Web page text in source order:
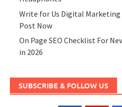
Write for Us Digital Marketing
Post Now
On Page SEO Checklist For
in 2026
SUBSCRIBE & FOLLOW US